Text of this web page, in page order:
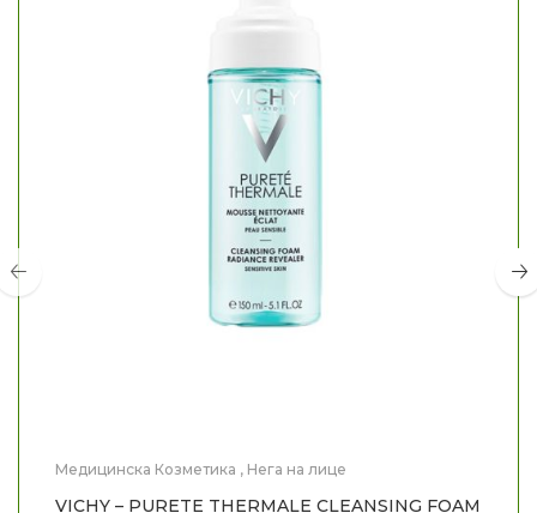
Медицинска Козметика , Нега на лице
VICHY – PURETE THERMALE CLEANSING FOAM